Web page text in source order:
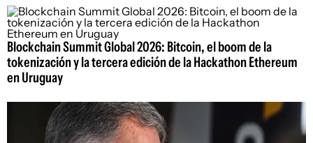
Blockchain Summit Global 2026: Bitcoin, el boom de la
tokenización y la tercera edición de la Hackathon Ethereum
en Uruguay